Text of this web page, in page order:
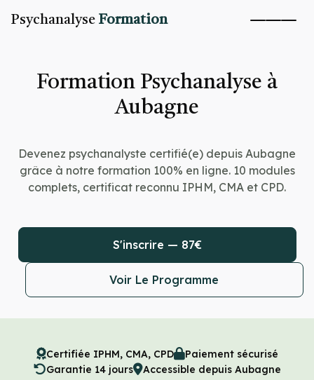
Psychanalyse Formation
Formation Psychanalyse à
Aubagne
Devenez psychanalyste certifié(e) depuis Aubagne
grâce à notre formation 100% en ligne. 10 modules
complets, certificat reconnu IPHM, CMA et CPD.
S'inscrire — 87€
Voir Le Programme
Certifiée IPHM, CMA, CPD
Paiement sécurisé
Garantie 14 jours
Accessible depuis Aubagne